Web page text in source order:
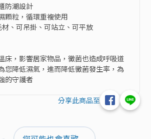
防潮設計
顆粒，循環重複使用
、可吊掛、可站立、可平放
床，影響居家物品，黴菌也造成呼吸道
您降低濕氣，進而降低黴菌發生率，為
的守護者
分享此商品至